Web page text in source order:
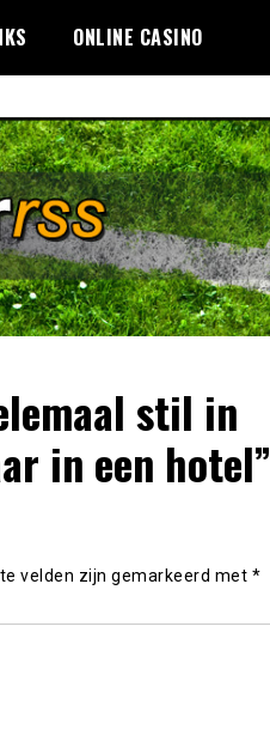
ONLINE CASINO
stil in
in een hotel”
velden zijn gemarkeerd met *